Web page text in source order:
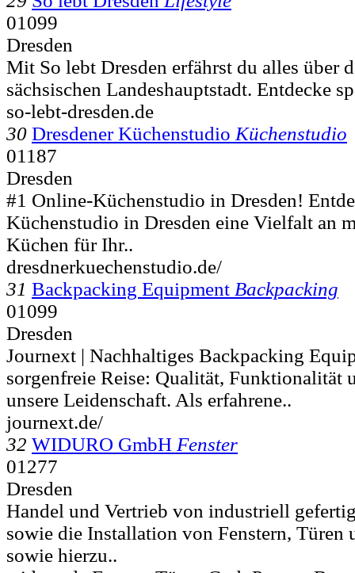
01099
Dresden
Mit So lebt Dresden erfährst du alles über
sächsischen Landeshauptstadt. Entdecke
so-lebt-dresden.de
30 Dresdener Küchenstudio Küchenstudio
01187
Dresden
#1 Online-Küchenstudio in Dresden!
Küchenstudio in Dresden eine Vielfalt an
Küchen für Ihr..
dresdnerkuechenstudio.de/
31 Backpacking Equipment Backpacking
01099
Dresden
Journext | Nachhaltiges Backpacking
sorgenfreie Reise: Qualität, Funktionalität
unsere Leidenschaft. Als erfahrene..
journext.de/
32 WIDURO GmbH Fenster
01277
Dresden
Handel und Vertrieb von industriell
sowie die Installation von Fenstern, Türen
sowie hierzu..